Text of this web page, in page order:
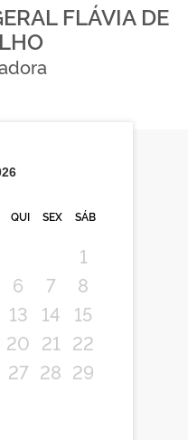
FLÁVIA DE
QUI SEX SÁB
1
6 7
8
13 14
15
20 21
22
27 28 29